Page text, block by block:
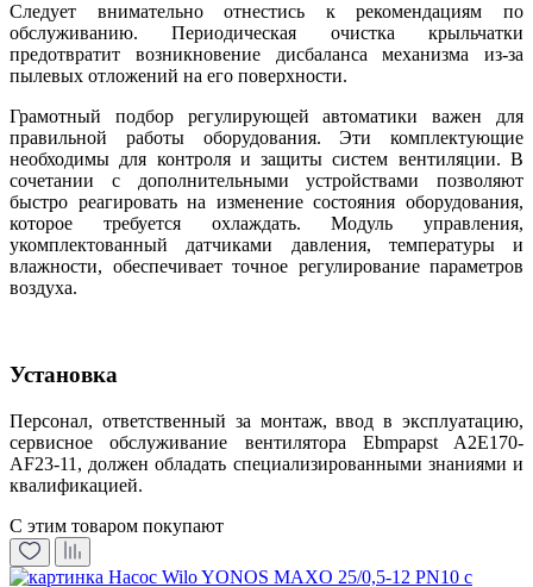
Следует внимательно отнестись к рекомендациям по
обслуживанию. Периодическая очистка крыльчатки
предотвратит возникновение дисбаланса механизма из-за
пылевых отложений на его поверхности.
Грамотный подбор регулирующей автоматики важен для
правильной работы оборудования. Эти комплектующие
необходимы для контроля и защиты систем вентиляции. В
сочетании с дополнительными устройствами позволяют
быстро реагировать на изменение состояния оборудования,
которое требуется охлаждать. Модуль управления,
укомплектованный датчиками давления, температуры и
влажности, обеспечивает точное регулирование параметров
воздуха.
Установка
Персонал, ответственный за монтаж, ввод в эксплуатацию,
сервисное обслуживание вентилятора Ebmpapst A2E170-
AF23-11, должен обладать специализированными знаниями и
квалификацией.
С этим товаром покупают